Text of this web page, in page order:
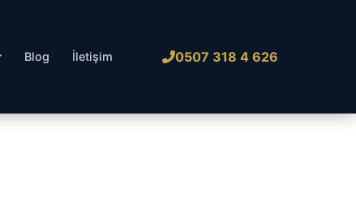
Blog İletişim 0507 318 4 626